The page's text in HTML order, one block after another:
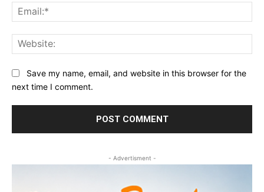
Save my name, email, and website in this browser for the
next time I comment.
- Advertisment -